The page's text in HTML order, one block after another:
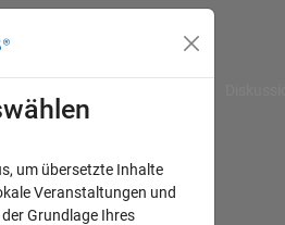
um übersetzte Inhalte
Veranstaltungen und
Grundlage Ihres